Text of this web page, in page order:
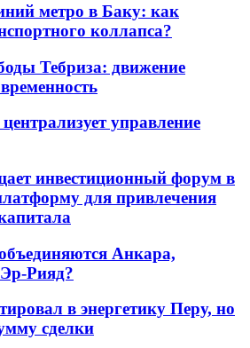
метро в Баку: как
коллапса?
Тебриза: движение
управление
инвестиционный форум в
для привлечения
Анкара,
Рияд?
в энергетику Перу, но
сделки